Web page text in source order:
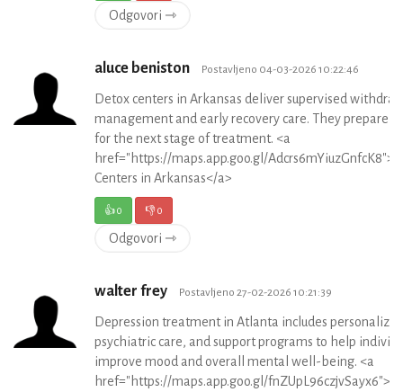
Odgovori ⇾
aluce beniston Postavljeno 04-03-2026 10:22:46
Detox centers in Arkansas deliver supervised
management and early recovery care. They prepare
for the next stage of treatment. <a
href="https://maps.app.goo.gl/
Centers in Arkansas</a>
👍0 👎0
Odgovori ⇾
walter frey Postavljeno 27-02-2026 10:21:39
Depression treatment in Atlanta includes
psychiatric care, and support programs to help
improve mood and overall mental well-being. <a
href="https://maps.app.goo.gl/